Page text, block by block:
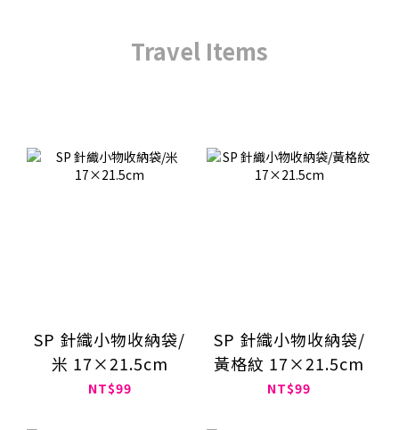
Travel Items
SP 針織小物收納袋/
米 17×21.5cm
NT$99
SP 針織小物收納袋/
黃格紋 17×21.5cm
NT$99